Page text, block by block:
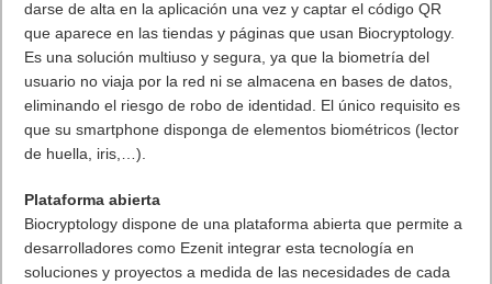
populares de la cantante catalana en Spotify destaca “+”, junto
a Cali y El Dandee, uno de los favoritos de los usuarios
españoles, con más de 32 millones de reproducciones.
La tercera posición se la lleva Bad Gyal. Su último éxito con
Omar Montes, “Alocao”, ha conseguido superar ya las 59
millones de escuchas en Spotify y es una de las canciones más
junto con “Zorra”.
ROSALÍA se coloca como la cuarta mujer más escuchada en la
plataforma en nuestro país. Su último lanzamiento, “Juro Que